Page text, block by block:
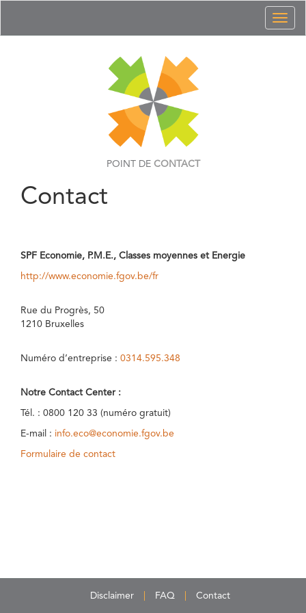
POINT DE CONTACT
Contact
SPF Economie, P.M.E., Classes moyennes et Energie
http://www.economie.fgov.be/fr
Rue du Progrès, 50
1210 Bruxelles
Numéro d’entreprise : 0314.595.348
Notre Contact Center :
Tél. : 0800 120 33 (numéro gratuit)
E-mail : info.eco@economie.fgov.be
Formulaire de contact
Disclaimer FAQ Contact